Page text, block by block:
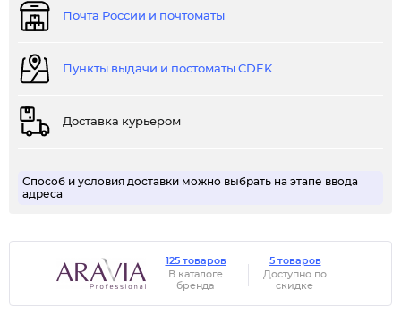
Почта России и почтоматы
Пункты выдачи и постоматы CDEK
Доставка курьером
Способ и условия доставки можно выбрать на этапе ввода
адреса
125 товаров
В каталоге
бренда
5 товаров
Доступно по
скидке